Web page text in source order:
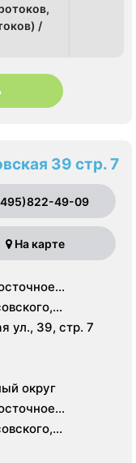
/
39 стр. 7
49-09
На карте
Сокольники
Ростокино,
Щелковская,
ул., 39, стр. 7
округ
Сокольники
Ростокино,